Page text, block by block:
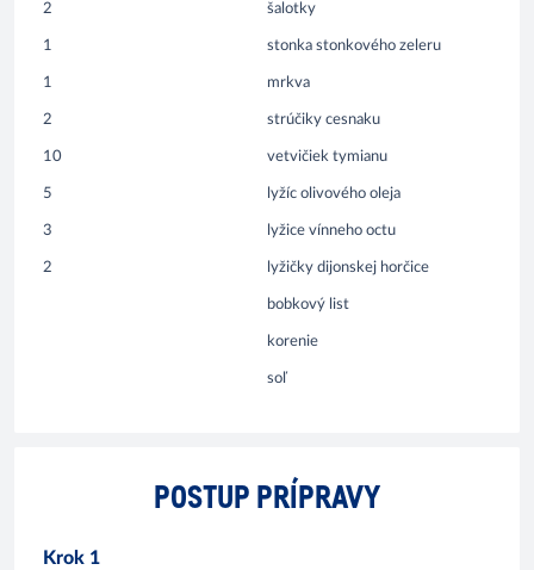
2 šalotky
1 stonka stonkového zeleru
1 mrkva
2 strúčiky cesnaku
10 vetvičiek tymianu
5 lyžíc olivového oleja
3 lyžice vínneho octu
2 lyžičky dijonskej horčice
bobkový list
korenie
soľ
POSTUP PRÍPRAVY
Krok 1